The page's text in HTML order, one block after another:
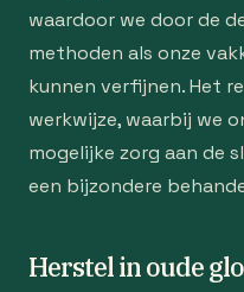
waardoor we door de
methoden als onze
kunnen verfijnen. Het
werkwijze, waarbij we
mogelijke zorg aan de
een bijzondere
Herstel in oude